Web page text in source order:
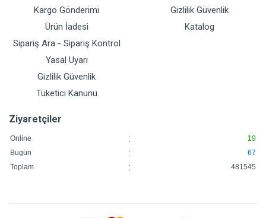
Kargo Gönderimi
Ürün İadesi
Sipariş Ara - Sipariş Kontrol
Yasal Uyarı
Gizlilik Güvenlik
Tüketici Kanunu
Gizlilik Güvenlik
Katalog
Ziyaretçiler
Online :
19
Bugün
:
67
Toplam
: 481545